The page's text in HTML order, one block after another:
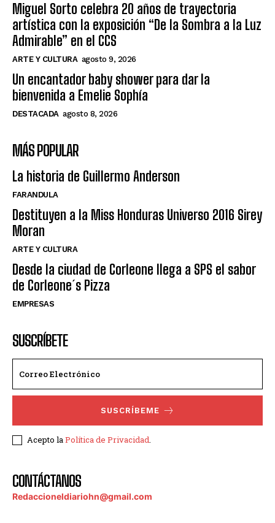
Miguel Sorto celebra 20 años de trayectoria
artística con la exposición “De la Sombra a la Luz
Admirable” en el CCS
ARTE Y CULTURA agosto 9, 2026
Un encantador baby shower para dar la
bienvenida a Emelie Sophía
DESTACADA agosto 8, 2026
MÁS POPULAR
La historia de Guillermo Anderson
FARANDULA
Destituyen a la Miss Honduras Universo 2016 Sirey
Moran
ARTE Y CULTURA
Desde la ciudad de Corleone llega a SPS el sabor
de Corleone´s Pizza
EMPRESAS
SUSCRÍBETE
SUSCRÍBEME
Acepto laPolítica de Privacidad.
CONTÁCTANOS
Redaccioneldiariohn@gmail.com